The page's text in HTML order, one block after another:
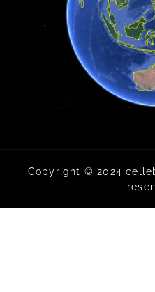
Copyright © 2024